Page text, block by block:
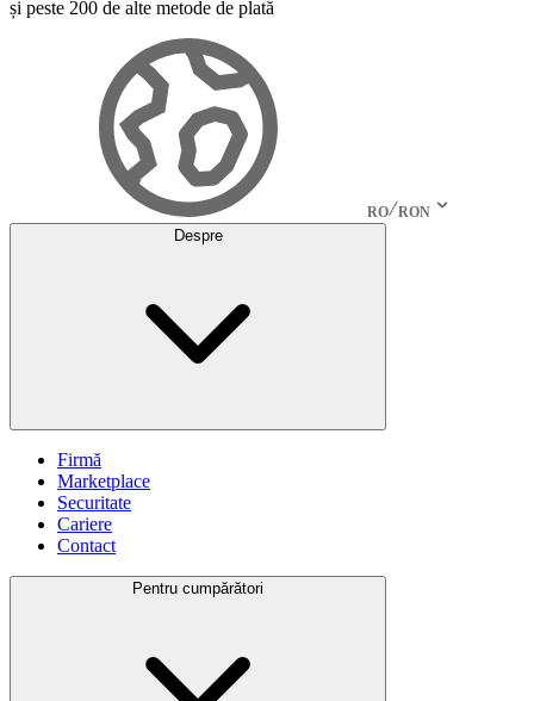
și peste 200 de alte metode de plată
RO RON
Despre
Firmă
Marketplace
Securitate
Cariere
Contact
Pentru cumpărători